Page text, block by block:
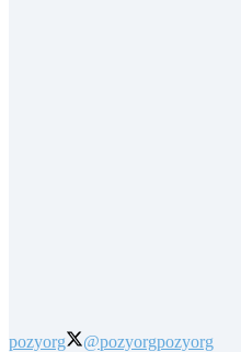
pozyorg @pozyorgpozyorg